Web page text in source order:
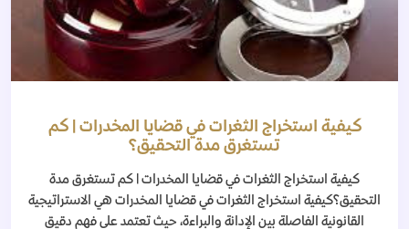
كيفية استخراج الثغرات في قضايا المخدرات | كم
تستغرق مدة التحقيق؟
كيفية استخراج الثغرات في قضايا المخدرات | كم تستغرق مدة
التحقيق؟كيفية استخراج الثغرات في قضايا المخدرات هي الاستراتيجية
القانونية الفاصلة بين الإدانة والبراءة، حيث تعتمد على فهم دقيق